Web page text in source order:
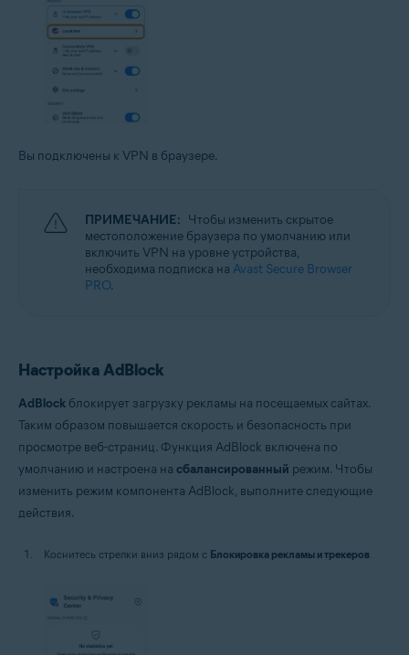
Вы подключены к VPN в браузере.
ПРИМЕЧАНИЕ: Чтобы изменить скрытое
местоположение браузера по умолчанию или
включить VPN на уровне устройства,
необходима подписка на Avast Secure Browser
PRO.
Настройка AdBlock
AdBlock блокирует загрузку рекламы на посещаемых сайтах.
Таким образом повышается скорость и безопасность при
просмотре веб-страниц. Функция AdBlock включена по
умолчанию и настроена на сбалансированный режим. Чтобы
изменить режим компонента AdBlock, выполните следующие
действия.
Коснитесь стрелки вниз рядом с Блокировка рекламы и трекеров